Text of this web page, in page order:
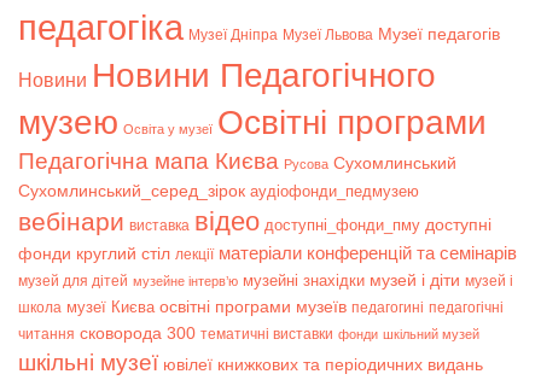
педагогіка Музеї Дніпра Музеї Львова Музеї педагогів
Новини Новини Педагогічного
музею Освіта у музеї Освітні програми
Педагогічна мапа Києва Русова Сухомлинський
Сухомлинський_серед_зірок аудіофонди_педмузею
вебінари виставка відео доступні_фонди_пму доступні
фонди круглий стіл лекції матеріали конференцій та семінарів
музей для дітей музейне інтерв’ю музейні знахідки музей і діти музей і
школа музеї Києва освітні програми музеїв педагогині педагогічні
читання сковорода 300 тематичні виставки фонди шкільний музей
шкільні музеї ювілеї книжкових та періодичних видань